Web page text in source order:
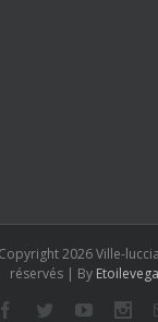
2026 Ville-
réservés | By Etoilevega
Facebook
TwitterYoutube